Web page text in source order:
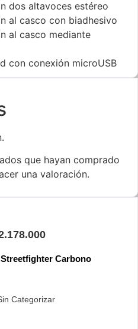
dos altavoces estéreo
al casco con biadhesivo
al casco mediante
con conexión microUSB
que hayan comprado
una valoración.
Carbono
Categorizar